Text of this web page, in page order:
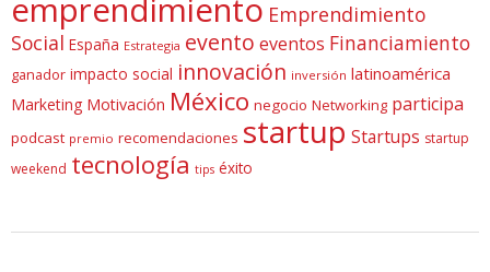
emprendimiento Emprendimiento
Social España Estrategia evento eventos Financiamiento
ganador impacto social innovación inversión latinoamérica
Marketing Motivación México negocio Networking participa
podcast premio recomendaciones startup Startups startup
weekend tecnología tips éxito